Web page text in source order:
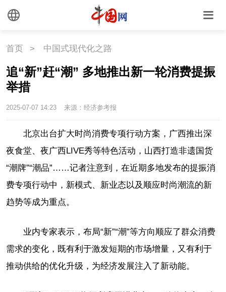
首页 > 中国式现代化之路
追“新”赶“潮” 多地推出新一轮消费提振
举措
2025-07-07 14:23 来源：经济参考报
北京出台扩大时尚消费专项行动方案，广西推出深
夜食堂、夜广西LIVE秀等特色活动，山西打造非遗国货
“潮牌”“潮品”……记者注意到，在近期多地发布的提振消
费专项行动中，新模式、新业态以及顺应时尚潮流的新
趋势等成为重点。
业内专家表示，布局“新”“潮”等方向顺应了群众消费
需求的变化，既有利于激发短期的市场增量，又有利于
推动供给的优化升级，为经济发展注入了新动能。